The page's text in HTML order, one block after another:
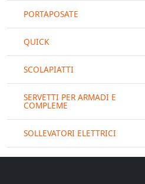
PORTAPOSATE
QUICK
SCOLAPIATTI
SERVETTI PER ARMADI E
COMPLEME
SOLLEVATORI ELETTRICI